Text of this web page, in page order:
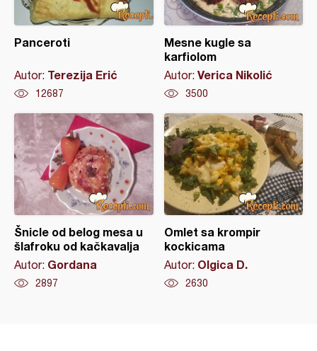
Panceroti
Autor: Terezija Erić
12687
Mesne kugle sa
karfiolom
Autor: Verica Nikolić
3500
Šnicle od belog mesa u
šlafroku od kačkavalja
Autor: Gordana
2897
Omlet sa krompir
kockicama
Autor: Olgica D.
2630